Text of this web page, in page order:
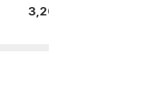
3,200